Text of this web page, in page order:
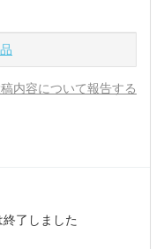
内容について報告する
了しました